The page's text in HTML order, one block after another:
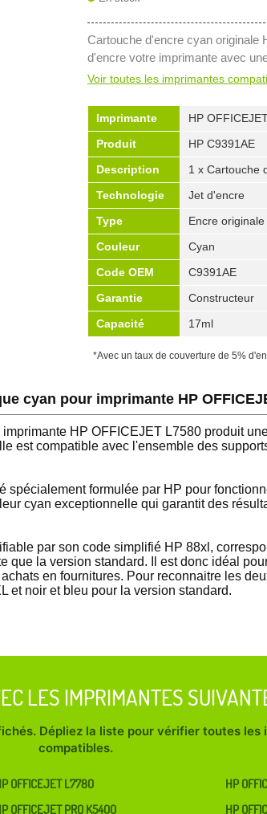
Cartouche d'encre cyan originale
d'encre votre imprimante avec
Voir toutes les imprimantes
Imprimante
HP
Produit
HP C9391AE
Description
1 x Cartouche
Technologie
Jet d'encre
Type
Encre originale
Couleur
Cyan
Code OEM
C9391AE
Garantie
Constructeur
Capacité
17ml
*Avec un taux de couverture de 5%
cyan pour imprimante HP
HP OFFICEJET L7580 produit
est compatible avec l'ensemble des
spécialement formulée par HP pour
cyan exceptionnelle qui garantit des
par son code simplifié HP 88xl,
que la version standard. Il est donc idéal
en fournitures. Pour reconnaitre les
et noir et bleu pour la version standard.
LES IMPRIMANTES
Dépliez la liste pour vérifier toutes les
compatibles.
OFFICEJET L7780
OFFICEJET PRO K5400
HP
HP